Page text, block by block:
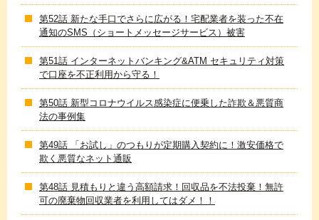
第52話 新たな手口でさらに広がる！宅配業者を装った不在
通知のSMS（ショートメッセージサービス）被害
第51話 インターネットバンキング&ATM セキュリティ対策
で口座を不正利用から守る！
第50話 新型コロナウイルス感染症に便乗した詐欺＆悪質商
法の事例集
第49話 「お試し」のつもりが定期購入契約に！激安価格で
欺く悪質なネット通販
第48話 見積もりと違う高額請求！回収品を不法投棄！無許
可の廃棄物回収業者を利用してはダメ！！